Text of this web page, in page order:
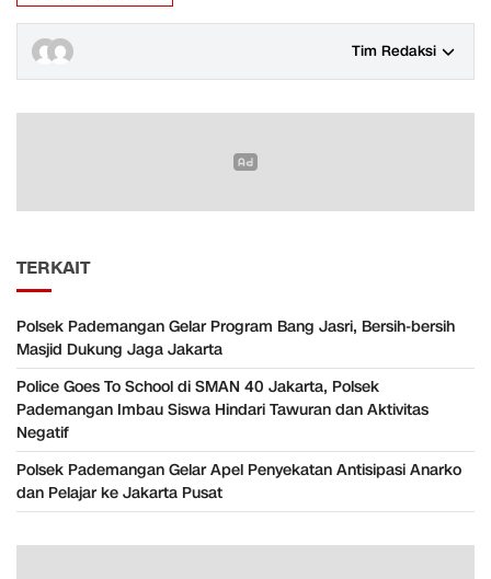
Tim Redaksi
TERKAIT
Polsek Pademangan Gelar Program Bang Jasri, Bersih-bersih
Masjid Dukung Jaga Jakarta
Police Goes To School di SMAN 40 Jakarta, Polsek
Pademangan Imbau Siswa Hindari Tawuran dan Aktivitas
Negatif
Polsek Pademangan Gelar Apel Penyekatan Antisipasi Anarko
dan Pelajar ke Jakarta Pusat